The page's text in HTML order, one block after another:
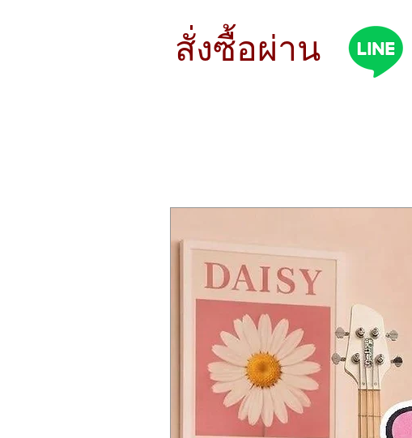
ด้านข้าง: ไม้เชอร์รี่วู้ด (Cherry Wood)
คอ: ไม้นาโต้ (Nato)
ฟิงเกอร์บอร์ด: โรสวู้ด
สั่งซื้อผ่าน